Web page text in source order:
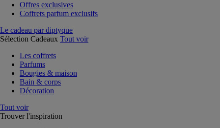
Offres exclusives
Coffrets parfum exclusifs
Le cadeau par diptyque
Sélection Cadeaux Tout voir
Les coffrets
Parfums
Bougies & maison
Bain & corps
Décoration
Tout voir
Trouver l'inspiration